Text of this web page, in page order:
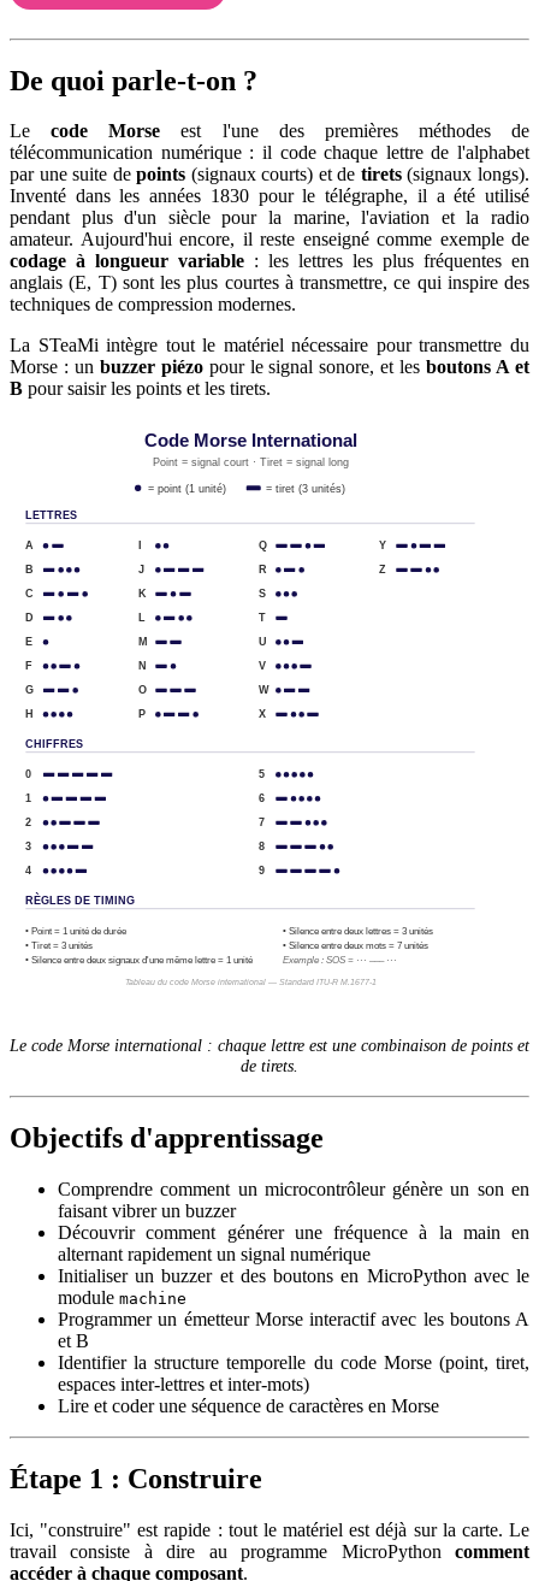
De quoi parle-t-on ?
Lecode Morse est l'une des premières méthodes de
télécommunication numérique : il code chaque lettre de l'alphabet
par une suite depoints (signaux courts) et de tirets(signaux longs).
Inventé dans les années 1830 pour le télégraphe, il a été utilisé
pendant plus d'un siècle pour la marine, l'aviation et la radio
amateur. Aujourd'hui encore, il reste enseigné comme exemple de
codage à longueur variable : les lettres les plus fréquentes en
anglais (E, T) sont les plus courtes à transmettre, ce qui inspire des
techniques de compression modernes.
La STeaMi intègre tout le matériel nécessaire pour transmettre du
Morse : un buzzer piézopour le signal sonore, et lesboutons A et
B pour saisir les points et les tirets.
Le code Morse international : chaque lettre est une combinaison de points et
de tirets.
Objectifs d'apprentissage
Comprendre comment un microcontrôleur génère un son en
faisant vibrer un buzzer
Découvrir comment générer une fréquence à la main en
alternant rapidement un signal numérique
Initialiser un buzzer et des boutons en MicroPython avec le
module machine
Programmer un émetteur Morse interactif avec les boutons A
et B
Identifier la structure temporelle du code Morse (point, tiret,
espaces inter-lettres et inter-mots)
Lire et coder une séquence de caractères en Morse
Étape 1 : Construire
Ici, "construire" est rapide : tout le matériel est déjà sur la carte. Le
travail consiste à dire au programme MicroPython comment
accéder à chaque composant.